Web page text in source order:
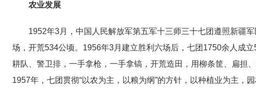
农业发展
1952年3月，中国人民解放军第五军十三师三十七团遵照新疆
场，开荒534公顷。1956年3月建立胜利六场后，七团1750余人成
耕队、警卫排，一手拿枪，一手拿镐，开荒造田，用柳条筐、扁担
1957年，七团贯彻“以农为主，以粮为纲”的方针，以种植业为主，